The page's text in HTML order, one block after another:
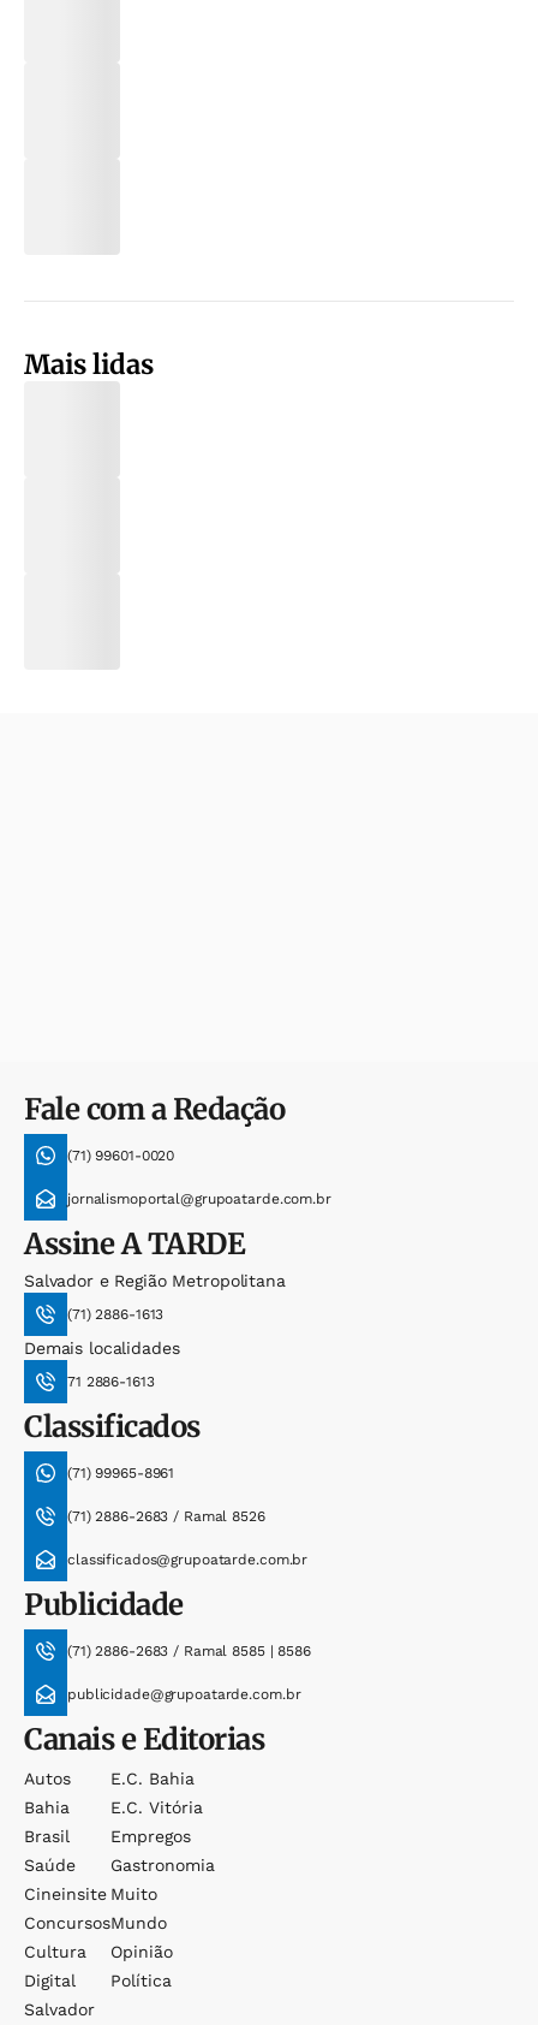
Mais lidas
Fale com a Redação
(71) 99601-0020
jornalismoportal@grupoatarde.com.br
AssineA TARDE
Salvador e Região Metropolitana
(71) 2886-1613
Demais localidades
71 2886-1613
Classificados
(71) 99965-8961
(71) 2886-2683 / Ramal 8526
classificados@grupoatarde.com.br
Publicidade
(71) 2886-2683 / Ramal 8585 | 8586
publicidade@grupoatarde.com.br
Canais e Editorias
Autos
Bahia
Brasil
Saúde
Cineinsite
Concursos
Cultura
Digital
Salvador
E.c. Bahia
E.c. Vitória
Empregos
Gastronomia
Muito
Mundo
Opinião
Política